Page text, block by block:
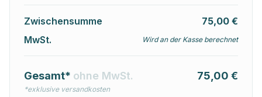
Zwischensumme
75,00 €
MwSt.
Wird an der Kasse berechnet
Gesamt* ohne MwSt.
*exklusive versandkosten
75,00 €